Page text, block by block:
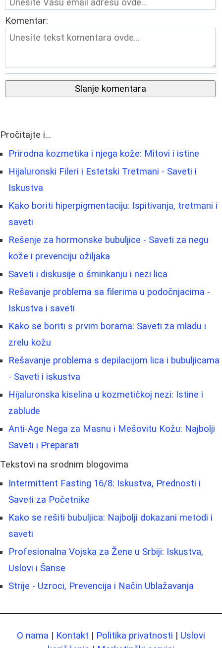
Komentar:
Slanje komentara
Pročitajte i...
Prirodna kozmetika i njega kože: Mitovi i istine
Hijaluronski Fileri i Estetski Tretmani - Saveti i
Iskustva
Kako boriti hiperpigmentaciju: Ispitivanja, tretmani i
saveti
Rešenje za hormonske bubuljice - Saveti za negu
kože i prevenciju ožiljaka
Saveti i diskusije o šminkanju i nezi lica
Rešavanje problema sa filerima u podočnjacima -
Iskustva i saveti
Kako se boriti s prvim borama: Saveti za mladu i
zrelu kožu
Rešavanje problema s depilacijom lica i bubuljicama
- Saveti i iskustva
Hijaluronska kiselina u kozmetičkoj nezi: Istine i
zablude
Anti-Age Nega za Masnu i Mešovitu Kožu: Najbolji
Saveti i Preparati
Tekstovi na srodnim blogovima
Intermittent Fasting 16/8: Iskustva, Prednosti i
Saveti za Početnike
Kako se rešiti bubuljica: Najbolji dokazani metodi i
saveti
Profesionalna Vojska za Žene u Srbiji: Iskustva,
Uslovi i Šanse
Strije - Uzroci, Prevencija i Način Ublažavanja
O nama | Kontakt | Politika privatnosti | Uslovi